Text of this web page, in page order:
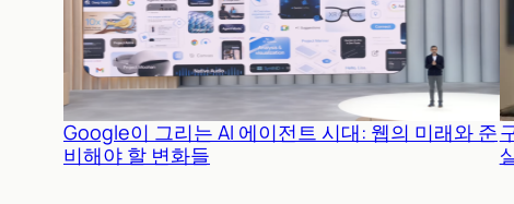
Google이 그리는 AI 에이전트 시대: 웹의 미래와 준
비해야 할 변화들